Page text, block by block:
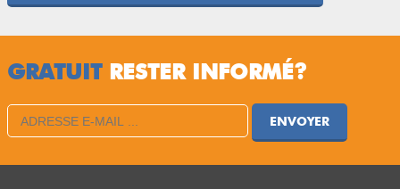
GRATUITRESTER INFORMÉ?
ENVOYER